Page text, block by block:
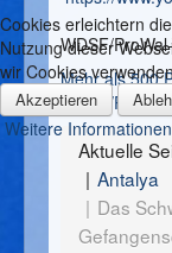
WDSF/
Mehr als 500
WDSF/
Aktuelle
Antalya
Das
Cookies erleichtern
Nutzung dieser
wir Cookies
Akzeptieren
Weitere